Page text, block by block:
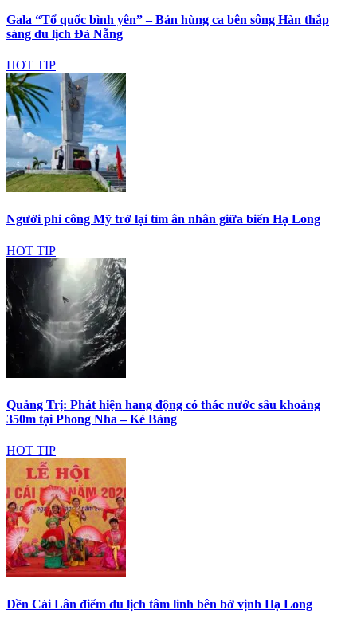
Gala “Tổ quốc bình yên” – Bản hùng ca bên sông Hàn thắp
sáng du lịch Đà Nẵng
HOT TIP
Người phi công Mỹ trở lại tìm ân nhân giữa biển Hạ Long
HOT TIP
Quảng Trị: Phát hiện hang động có thác nước sâu khoảng
350m tại Phong Nha – Kẻ Bàng
HOT TIP
Đền Cái Lân điểm du lịch tâm linh bên bờ vịnh Hạ Long